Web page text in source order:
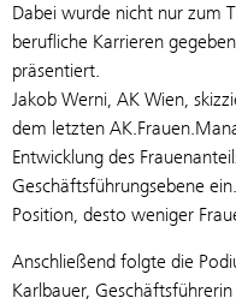
Dabei wurde nicht nur zum
berufliche Karrieren
präsentiert.
Jakob Werni, AK Wien,
dem letzten
Entwicklung des
Geschäftsführungsebene
Position, desto weniger
Anschließend folgte die
Karlbauer,